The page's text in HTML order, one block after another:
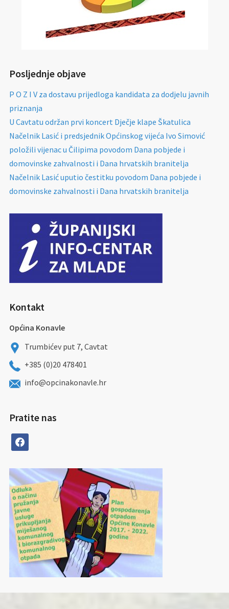
Posljednje objave
P O Z I V za dostavu prijedloga kandidata za dodjelu javnih
priznanja
U Cavtatu održan prvi koncert Dječje klape Škatulica
Načelnik Lasić i predsjednik Općinskog vijeća Ivo Simović
položili vijenac u Čilipima povodom Dana pobjede i
domovinske zahvalnosti i Dana hrvatskih branitelja
Načelnik Lasić uputio čestitku povodom Dana pobjede i
domovinske zahvalnosti i Dana hrvatskih branitelja
Kontakt
Općina Konavle
Trumbićev put 7, Cavtat
+385 (0)20 478401
info@opcinakonavle.hr
Pratite nas
facebook